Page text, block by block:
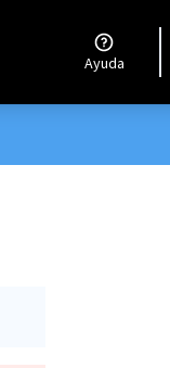
Ayuda